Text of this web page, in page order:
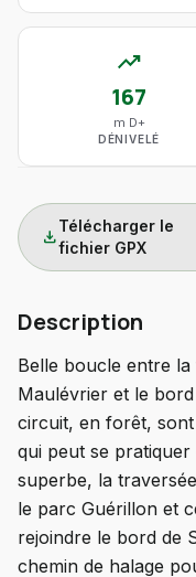
trending_up
167
m D+
DÉNIVELÉ
download
Télécharger le
fichier GPX
Description
Belle boucle entre
Maulévrier et le
circuit, en forêt,
qui peut se
superbe, la
le parc Guérillon et
rejoindre le bord de
chemin de halage